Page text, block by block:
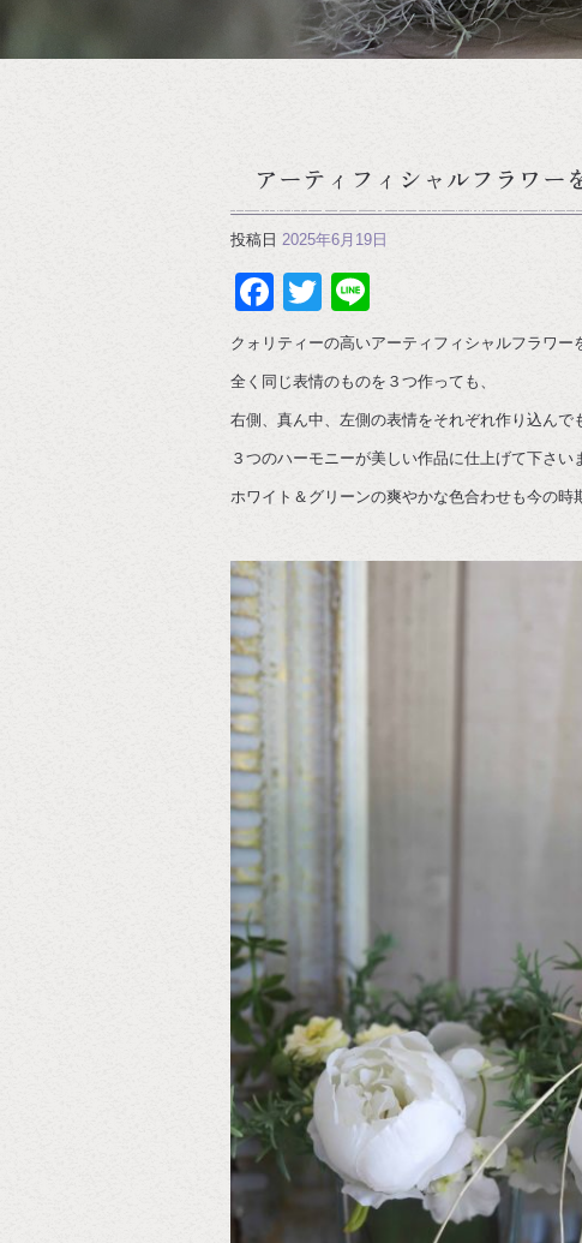
アーティフィシャルフラワ
投稿日 2025年6月19日
Facebook
Twitter
クォリティーの高いアーティフィシャルフラワ
全く同じ表情のものを３つ作っても、
右側、真ん中、左側の表情をそれぞれ作り込んで
３つのハーモニーが美しい作品に仕上げて下さい
ホワイト＆グリーンの爽やかな色合わせも今の時